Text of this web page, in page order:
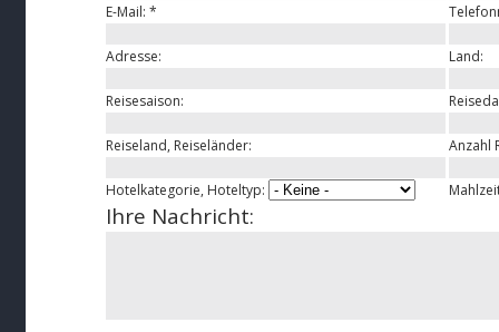
E-Mail: *
Adresse: Land:
Reisesaison:
Reiseland, Reiseländer: Anzahl
Hotelkategorie, Hoteltyp:
Ihre Nachricht: